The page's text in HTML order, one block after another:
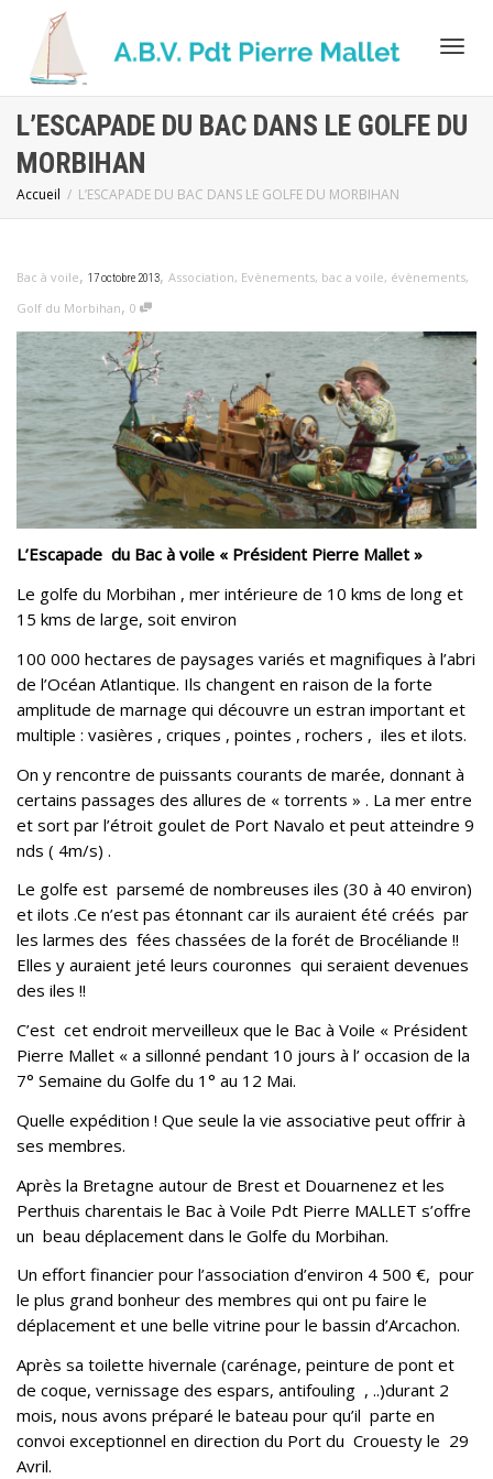
L’ESCAPADE DU BAC DANS LE GOLFE DU
MORBIHAN
Accueil L’ESCAPADE DU BAC DANS LE GOLFE DU MORBIHAN
Bac à voile, 17 octobre 2013, Association, Evènements, bac a voile, évènements,
Golf du Morbihan, 0
L’Escapade du Bac à voile « Président Pierre Mallet »
Le golfe du Morbihan , mer intérieure de 10 kms de long et
15 kms de large, soit environ
100 000 hectares de paysages variés et magnifiques à l’abri
de l’Océan Atlantique. Ils changent en raison de la forte
amplitude de marnage qui découvre un estran important et
multiple : vasières , criques , pointes , rochers , iles et ilots.
On y rencontre de puissants courants de marée, donnant à
certains passages des allures de « torrents » . La mer entre
et sort par l’étroit goulet de Port Navalo et peut atteindre 9
nds ( 4m/s) .
Le golfe est parsemé de nombreuses iles (30 à 40 environ)
et ilots .Ce n’est pas étonnant car ils auraient été créés par
les larmes des fées chassées de la forét de Brocéliande !!
Elles y auraient jeté leurs couronnes qui seraient devenues
des iles !!
C’est cet endroit merveilleux que le Bac à Voile « Président
Pierre Mallet « a sillonné pendant 10 jours à l’ occasion de la
7° Semaine du Golfe du 1° au 12 Mai.
Quelle expédition ! Que seule la vie associative peut offrir à
ses membres.
Après la Bretagne autour de Brest et Douarnenez et les
Perthuis charentais le Bac à Voile Pdt Pierre MALLET s’offre
un beau déplacement dans le Golfe du Morbihan.
Un effort financier pour l’association d’environ 4 500 €, pour
le plus grand bonheur des membres qui ont pu faire le
déplacement et une belle vitrine pour le bassin d’Arcachon.
Après sa toilette hivernale (carénage, peinture de pont et
de coque, vernissage des espars, antifouling , ..)durant 2
mois, nous avons préparé le bateau pour qu’il parte en
convoi exceptionnel en direction du Port du Crouesty le 29
Avril.